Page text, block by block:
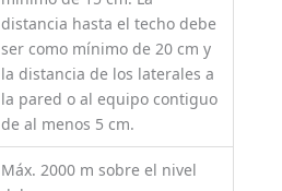
distancia hasta el techo debe
ser como mínimo de 20 cm y
la distancia de los laterales a
la pared o al equipo contiguo
de al menos 5 cm.
Máx. 2000 m sobre el nivel